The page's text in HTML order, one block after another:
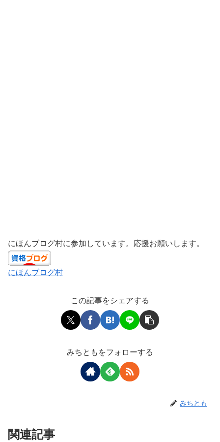
にほんブログ村に参加しています。応援お願いします。
にほんブログ村
この記事をシェアする
みちともをフォローする
みちとも
関連記事